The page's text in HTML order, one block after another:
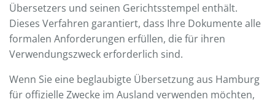
Übersetzers und seinen Gerichtsstempel enthält.
Dieses Verfahren garantiert, dass Ihre Dokumente alle
formalen Anforderungen erfüllen, die für ihren
Verwendungszweck erforderlich sind.
Wenn Sie eine beglaubigte Übersetzung aus Hamburg
für offizielle Zwecke im Ausland verwenden möchten,